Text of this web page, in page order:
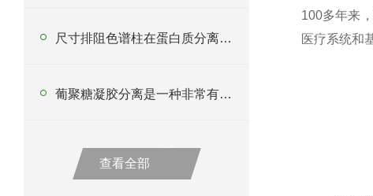
尺寸排阻色谱柱在蛋白质分离中的应用
葡聚糖凝胶分离是一种非常有用的工具
查看全部
100多年来
医疗系统和